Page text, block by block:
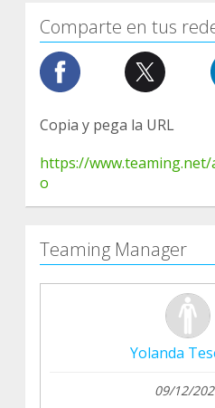
Comparte en tus
Copia y pega la URL
https://
o
Teaming Manager
Yolanda
09/12/